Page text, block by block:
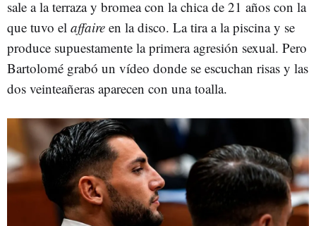
sale a la terraza y bromea con la chica de 21 años con la
que tuvo el affaire en la disco. La tira a la piscina y se
produce supuestamente la primera agresión sexual. Pero
Bartolomé grabó un vídeo donde se escuchan risas y las
dos veinteañeras aparecen con una toalla.